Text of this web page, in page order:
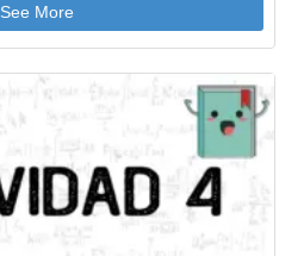
See More